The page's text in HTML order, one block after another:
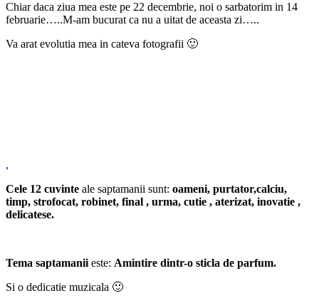
Chiar daca ziua mea este pe 22 decembrie, noi o sarbatorim in 14
februarie…..M-am bucurat ca nu a uitat de aceasta zi…..
Va arat evolutia mea in cateva fotografii 🙂
,
Cele 12 cuvinte ale saptamanii sunt: oameni, purtator,calciu,
timp, strofocat, robinet, final , urma, cutie , aterizat, inovatie ,
delicatese.
Tema saptamanii este: Amintire dintr-o sticla de parfum.
Si o dedicatie muzicala 🙂